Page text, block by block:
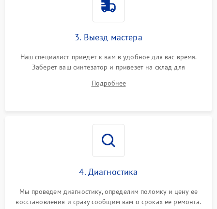
3. Выезд мастера
Наш специалист приедет к вам в удобное для вас время.
Заберет ваш синтезатор и привезет на склад для
Подробнее
4. Диагностика
Мы проведем диагностику, определим поломку и цену ее
восстановления и сразу сообщим вам о сроках ее ремонта.